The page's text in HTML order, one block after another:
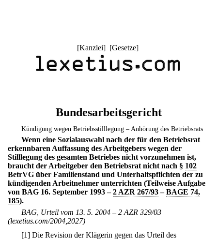
[Kanzlei] [Gesetze]
Bundesarbeitsgericht
Kündigung wegen Betriebsstilllegung – Anhörung des Betriebsrats
Wenn eine Sozialauswahl nach der für den Betriebsrat
erkennbaren Auffassung des Arbeitgebers wegen der
Stilllegung des gesamten Betriebes nicht vorzunehmen ist,
braucht der Arbeitgeber den Betriebsrat nicht nach § 102
BetrVG über Familienstand und Unterhaltspflichten der zu
kündigenden Arbeitnehmer unterrichten (Teilweise Aufgabe
von BAG 16. September 1993 –2 AZR 267/93–BAGE 74,
185).
BAG, Urteil vom 13. 5. 2004 – 2 AZR 329/03
(lexetius.com/2004,2027)
[1] Die Revision der Klägerin gegen das Urteil des